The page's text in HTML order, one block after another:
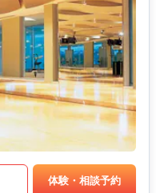
体験・相談予約